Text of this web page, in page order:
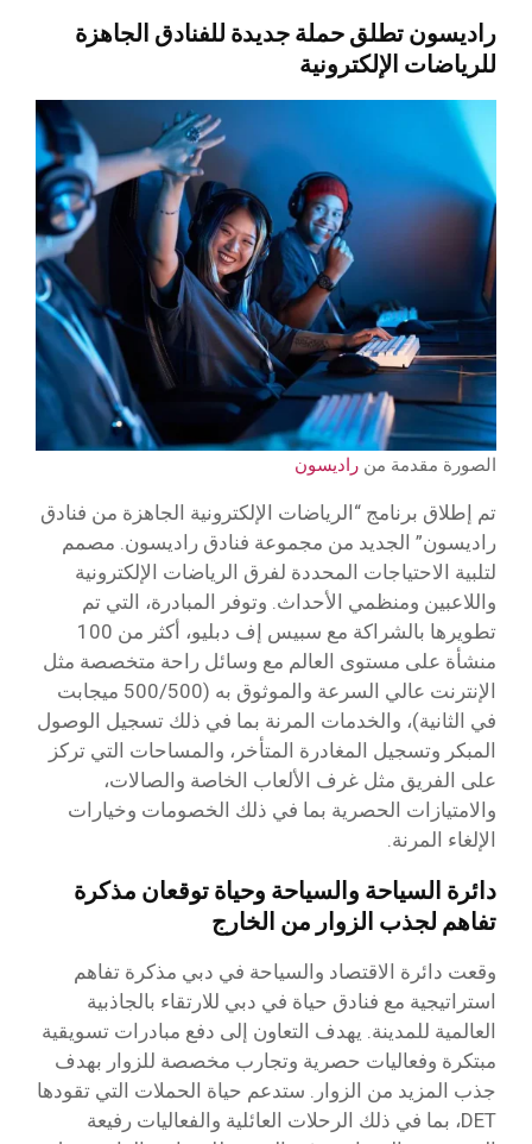
راديسون تطلق حملة جديدة للفنادق الجاهزة
للرياضات الإلكترونية
الصورة مقدمة من راديسون
تم إطلاق برنامج “الرياضات الإلكترونية الجاهزة من فنادق
راديسون” الجديد من مجموعة فنادق راديسون. مصمم
لتلبية الاحتياجات المحددة لفرق الرياضات الإلكترونية
واللاعبين ومنظمي الأحداث. وتوفر المبادرة، التي تم
تطويرها بالشراكة مع سبيس إف دبليو، أكثر من 100
منشأة على مستوى العالم مع وسائل راحة متخصصة مثل
الإنترنت عالي السرعة والموثوق به (500/500 ميجابت
في الثانية)، والخدمات المرنة بما في ذلك تسجيل الوصول
المبكر وتسجيل المغادرة المتأخر، والمساحات التي تركز
على الفريق مثل غرف الألعاب الخاصة والصالات،
والامتيازات الحصرية بما في ذلك الخصومات وخيارات
الإلغاء المرنة.
دائرة السياحة والسياحة وحياة توقعان مذكرة
تفاهم لجذب الزوار من الخارج
وقعت دائرة الاقتصاد والسياحة في دبي مذكرة تفاهم
استراتيجية مع فنادق حياة في دبي للارتقاء بالجاذبية
العالمية للمدينة. يهدف التعاون إلى دفع مبادرات تسويقية
مبتكرة وفعاليات حصرية وتجارب مخصصة للزوار بهدف
جذب المزيد من الزوار. ستدعم حياة الحملات التي تقودها
DET، بما في ذلك الرحلات العائلية والفعاليات رفيعة